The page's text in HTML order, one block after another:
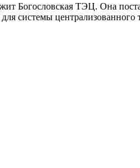
Богословская ТЭЦ. Она
системы